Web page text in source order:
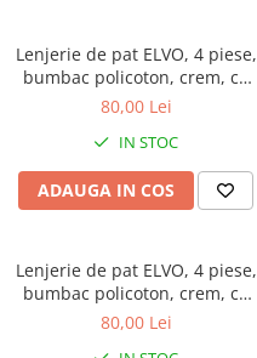
Lenjerie de pat ELVO, 4 piese,
bumbac policoton, crem, cu
flori
80,00 Lei
IN STOC
ADAUGA IN COS
Lenjerie de pat ELVO, 4 piese,
bumbac policoton, crem, cu
trandafiri roz
80,00 Lei